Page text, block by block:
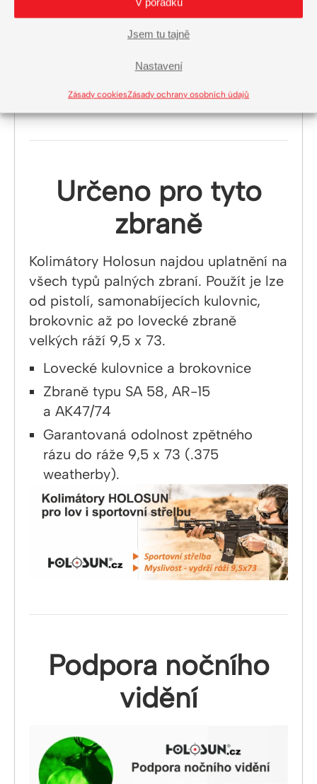
Jsem tu tajně
Nastavení
Zásady cookiesZásady ochrany osobních údajů
kolimátoru. Při výměně jednoduše
vyjmete slot s baterií a vyměníte.
Určeno pro tyto
zbraně
Kolimátory Holosun najdou uplatnění na
všech typů palných zbraní. Použít je lze
od pistolí, samonabíjecích kulovnic,
brokovnic až po lovecké zbraně
velkých ráží 9,5 x 73.
Lovecké kulovnice a brokovnice
Zbraně typu SA 58, AR-15
a AK47/74
Garantovaná odolnost zpětného
rázu do ráže 9,5 x 73 (.375
weatherby).
Podpora nočního
vidění